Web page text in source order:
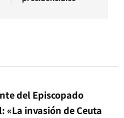
del Episcopado
«La invasión de Ceuta